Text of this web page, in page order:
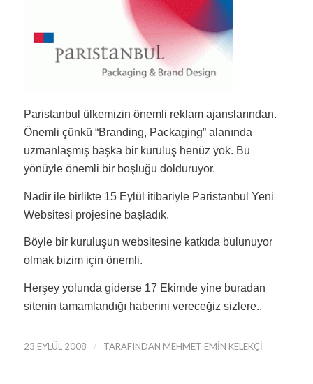
Paristanbul ülkemizin önemli reklam ajanslarından.
Önemli çünkü “Branding, Packaging” alanında
uzmanlaşmış başka bir kuruluş henüz yok. Bu
yönüyle önemli bir boşluğu dolduruyor.
Nadir ile birlikte 15 Eylül itibariyle Paristanbul Yeni
Websitesi projesine başladık.
Böyle bir kuruluşun websitesine katkıda bulunuyor
olmak bizim için önemli.
Herşey yolunda giderse 17 Ekimde yine buradan
sitenin tamamlandığı haberini vereceğiz sizlere..
23 EYLÜL 2008 / TARAFINDAN MEHMET EMIN KELEKÇI